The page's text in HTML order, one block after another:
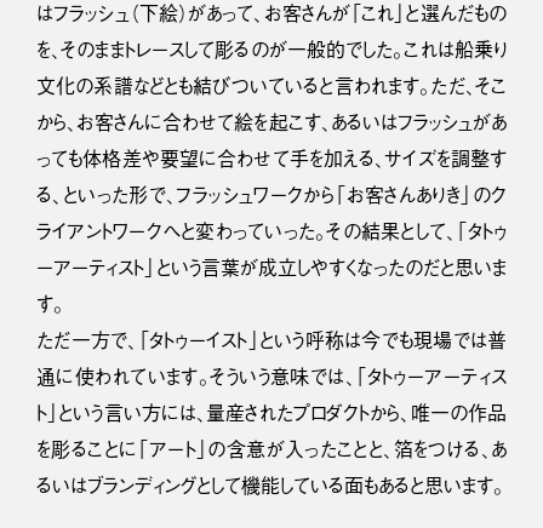
はフラッシュ（下絵）があって、お客さんが「これ」と選んだもの
を、そのままトレースして彫るのが一般的でした。これは船乗り
文化の系譜などとも結びついていると言われます。ただ、そこ
から、お客さんに合わせて絵を起こす、あるいはフラッシュがあ
っても体格差や要望に合わせて手を加える、サイズを調整す
る、といった形で、フラッシュワークから「お客さんありき」のク
ライアントワークへと変わっていった。その結果として、「タトゥ
ーアーティスト」という言葉が成立しやすくなったのだと思いま
す。
ただ一方で、「タトゥーイスト」という呼称は今でも現場では普
通に使われています。そういう意味では、「タトゥーアーティス
ト」という言い方には、量産されたプロダクトから、唯一の作品
を彫ることに「アート」の含意が入ったことと、箔をつける、あ
るいはブランディングとして機能している面もあると思います。